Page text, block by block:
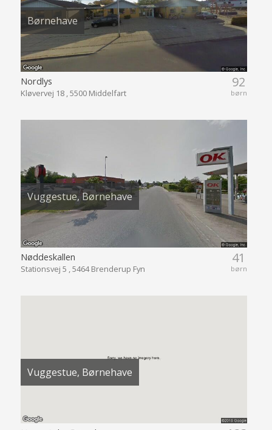
Børnehave
92
børn
Nordlys
Kløvervej 18 , 5500 Middelfart
Vuggestue, Børnehave
41
børn
Nøddeskallen
Stationsvej 5 , 5464 Brenderup Fyn
Vuggestue, Børnehave